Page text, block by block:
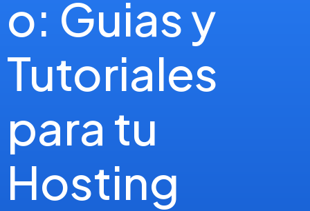
o: Guias y
Tutoriales
para tu
Hosting